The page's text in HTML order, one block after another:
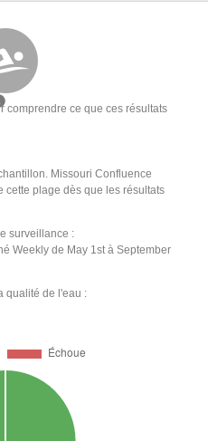
comprendre ce que ces résultats
Missouri Confluence
cette plage dès que les résultats
surveillance :
Weekly de May 1st à September
qualité de l'eau :